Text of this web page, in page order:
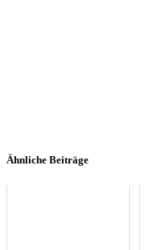
Ähnliche Beiträge